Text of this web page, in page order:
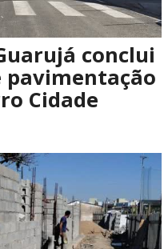
conclui
Cidade